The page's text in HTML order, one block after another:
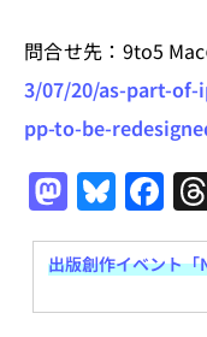
問合せ先：9to5
3/07/20/as-part-
pp-to-be-
M
a
st
o
Bl
u
e
s
F
a
c
e
出版創作イベント